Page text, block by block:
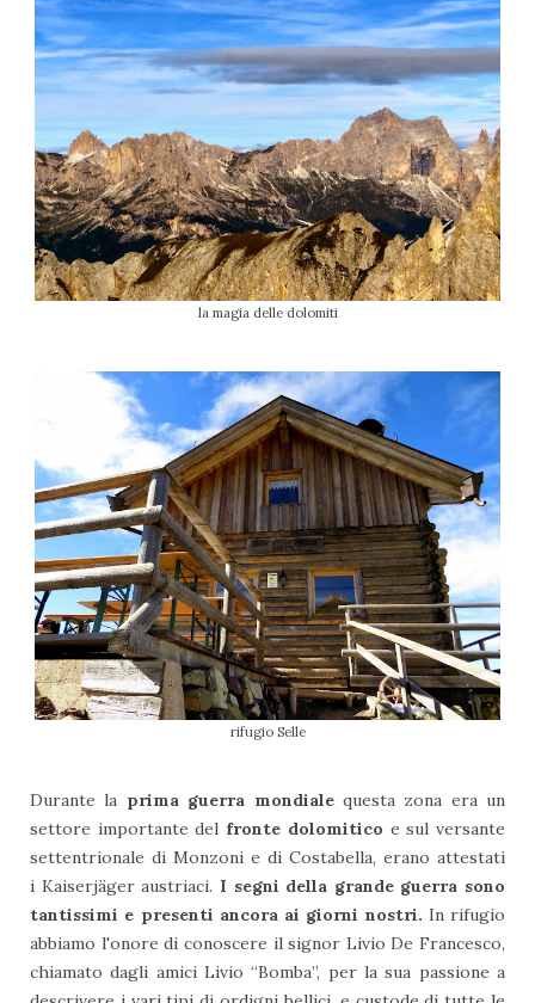
la magia delle dolomiti
rifugio Selle
Durante la prima guerra mondialequesta zona era un
settore importante del fronte dolomitico e sul versante
settentrionale di Monzoni e di Costabella, erano attestati
i Kaiserjäger austriaci. I segni della grande guerra sono
tantissimi e presenti ancora ai giorni nostri. In rifugio
abbiamo l'onore di conoscere il signor Livio De Francesco,
chiamato dagli amici Livio “Bomba”, per la sua passione a